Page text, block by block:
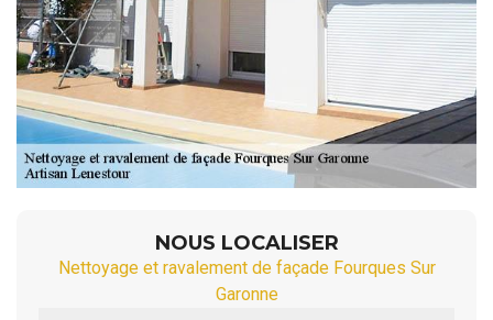
NOUS LOCALISER
Nettoyage et ravalement de façade Fourques Sur
Garonne